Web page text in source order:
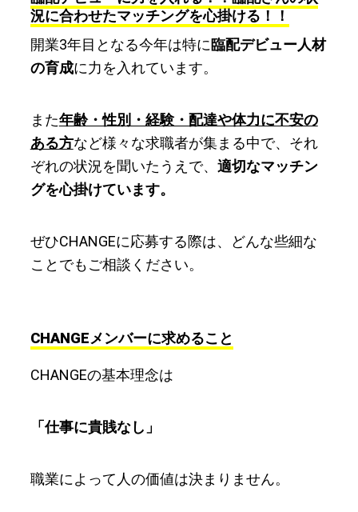
況に合わせたマッチングを心掛ける！！
開業3年目となる今年は特に臨配デビュー人材
の育成に力を入れています。
また年齢・性別・経験・配達や体力に不安の
ある方など様々な求職者が集まる中で、それ
ぞれの状況を聞いたうえで、 適切なマッチン
グを心掛けています。
ぜひCHANGEに応募する際は、どんな些細な
ことでもご相談ください。
CHANGEメンバーに求めること
CHANGEの基本理念は
「仕事に貴賎なし」
職業によって人の価値は決まりません。